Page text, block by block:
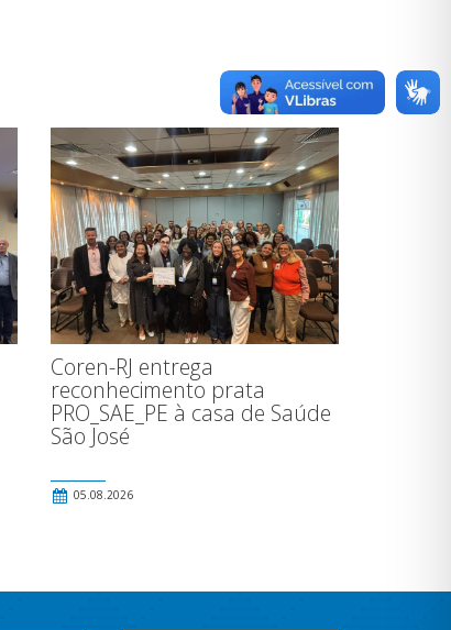
Coren-RJ entrega
reconhecimento prata
PRO_SAE_PE à casa de Saúde
São José
05.08.2026